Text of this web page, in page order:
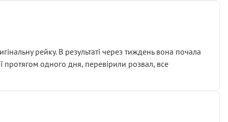
рейку. В результаті через тиждень вона почала
протягом одного дня, перевірили розвал, все